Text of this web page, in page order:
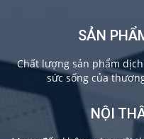
SẢN
Chất lượng sản phẩm
sức sống của
NỘI